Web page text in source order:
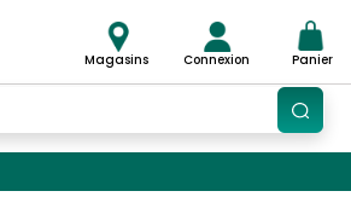
Magasins Connexion Panier